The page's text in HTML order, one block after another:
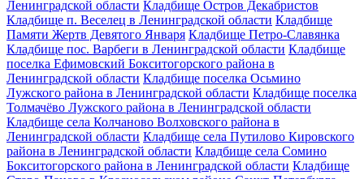
Ленинградской области Кладбище Остров Декабристов
Кладбище п. Веселец в Ленинградской области Кладбище
Памяти Жертв Девятого Января Кладбище Петро-Славянка
Кладбище пос. Варбеги в Ленинградской области Кладбище
поселка Ефимовский Бокситогорского района в
Ленинградской области Кладбище поселка Осьмино
Лужского района в Ленинградской области Кладбище поселка
Толмачёво Лужского района в Ленинградской области
Кладбище села Колчаново Волховского района в
Ленинградской области Кладбище села Путилово Кировского
района в Ленинградской области Кладбище села Сомино
Бокситогорского района в Ленинградской области Кладбище